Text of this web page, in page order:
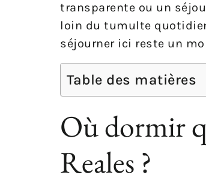
transparente ou un
loin du tumulte
séjourner ici reste un
Table des matières
Où dormir
Reales ?